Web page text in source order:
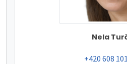
Nela
tel:
+420 608